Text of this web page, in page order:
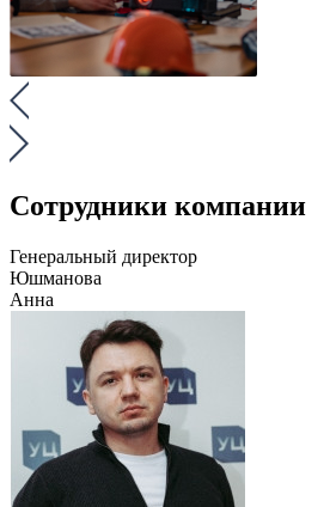
Сотрудники компании
Генеральный директор
Юшманова
Анна